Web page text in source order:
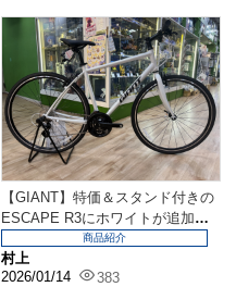
【GIANT】特価＆スタンド付きの
ESCAPE R3にホワイトが追加入
村上
2026/01/14
383
商品紹介